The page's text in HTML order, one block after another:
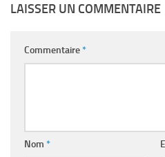
LAISSER UN COMMENTAIRE
Commentaire*
Nom *